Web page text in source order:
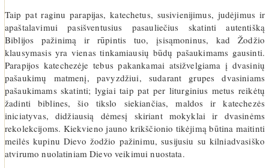
Taip pat raginu parapijas, katechetus, susivienijimus, judėjimus ir
apaštalavimui pasišventusius pasauliečius skatinti autentišką
Biblijos pažinimą ir rūpintis tuo, įsisąmoninus, kad Žodžio
klausymasis yra vienas tinkamiausių būdų pašaukimams gausinti.
Parapijos katechezėje tebus pakankamai atsižvelgiama į dvasinių
pašaukimų matmenį, pavyzdžiui, sudarant grupes dvasiniams
pašaukimams skatinti; lygiai taip pat per liturginius metus reikėtų
žadinti biblines, šio tikslo siekiančias, maldos ir katechezės
iniciatyvas, didžiausią dėmesį skiriant mokyklai ir dvasinėms
rekolekcijoms. Kiekvieno jauno krikščionio tikėjimą būtina maitinti
meilės kupinu Dievo žodžio pažinimu, susijusiu su kilniadvasiško
atvirumo nuolatiniam Dievo veikimui nuostata.